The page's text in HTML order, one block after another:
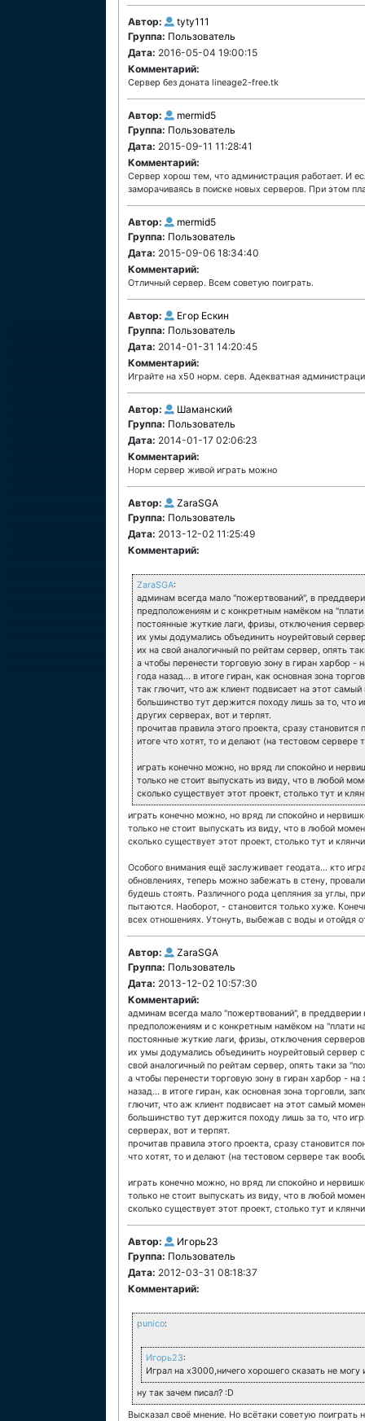
Автор:
tyty111
Группа: Пользователь
Дата: 2016-05-04 19:00:15
Комментарий:
Сервер без доната lineage2-free.tk
Автор:
mermid5
Группа: Пользователь
Дата: 2015-09-11 11:28:41
Комментарий:
Сервер хорош тем, что администрация работает. И
заморачиваясь в поиске новых серверов. При этом
Автор:
mermid5
Группа: Пользователь
Дата: 2015-09-06 18:34:40
Комментарий:
Отличный сервер. Всем советую поиграть.
Автор:
Егор Ескин
Группа: Пользователь
Дата: 2014-01-31 14:20:45
Комментарий:
Играйте на х50 норм. серв. Адекватная
Автор:
Шаманский
Группа: Пользователь
Дата: 2014-01-17 02:06:23
Комментарий:
Норм сервер живой играть можно
Автор:
ZaraSGA
Группа: Пользователь
Дата: 2013-12-02 11:25:49
Комментарий:
ZaraSGA:
админам всегда мало "пожертвований", в
предположениям и с конкретным намёком на "плати
постоянные жуткие лаги, фризы, отключения
их умы додумались объединить ноурейтовый
их на свой аналогичный по рейтам сервер, опять
а чтобы перенести торговую зону в гиран харбор -
года назад... в итоге гиран, как основная зона
так глючит, что аж клиент подвисает на этот
большинство тут держится походу лишь за то, что
других серверах, вот и терпят.
прочитав правила этого проекта, сразу
итоге что хотят, то и делают (на тестовом
играть конечно можно, но вряд ли спокойно и
только не стоит выпускать из виду, что в любой
сколько существует этот проект, столько тут и
играть конечно можно, но вряд ли спокойно и
только не стоит выпускать из виду, что в любой
сколько существует этот проект, столько тут и
Особого внимания ещё заслуживает геодата... кто
обновлениях, теперь можно забежать в стену,
будешь стоять. Различного рода цепляния за углы,
пытаются. Наоборот, - становится только хуже.
всех отношениях. Утонуть, выбежав с воды и отойдя
Автор:
ZaraSGA
Группа: Пользователь
Дата: 2013-12-02 10:57:30
Комментарий:
админам всегда мало "пожертвований", в
предположениям и с конкретным намёком на "плати
постоянные жуткие лаги, фризы, отключения
их умы додумались объединить ноурейтовый сервер
свой аналогичный по рейтам сервер, опять таки за
а чтобы перенести торговую зону в гиран харбор -
назад... в итоге гиран, как основная зона торговли,
глючит, что аж клиент подвисает на этот самый
большинство тут держится походу лишь за то, что
серверах, вот и терпят.
прочитав правила этого проекта, сразу становится
что хотят, то и делают (на тестовом сервере так
играть конечно можно, но вряд ли спокойно и
только не стоит выпускать из виду, что в любой
сколько существует этот проект, столько тут и
Автор:
Игорь23
Группа: Пользователь
Дата: 2012-03-31 08:18:37
Комментарий:
punico:
Игорь23:
Играл на х3000,ничего хорошего сказать не могу
ну так зачем писал? :D
Высказал своё мнение. Но всётаки советую поиграть